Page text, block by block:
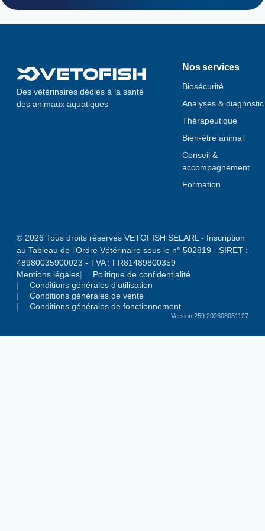
Des vétérinaires dédiés à la santé
des animaux aquatiques
Nos services
Biosécurité
Analyses & diagnostic
Thérapeutique
Bien-être animal
Conseil &
accompagnement
Formation
© 2026 Tous droits réservés VETOFISH SELARL - Inscription
au Tableau de l’Ordre Vétérinaire sous le n° 502819 - SIRET :
48980035900023 - TVA : FR81489800359
Mentions légales
Politique de confidentialité
Conditions générales d'utilisation
Conditions générales de vente
Conditions générales de fonctionnement
Version 259.202608051127